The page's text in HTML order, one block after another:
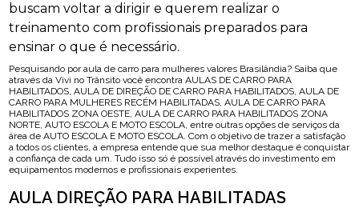
buscam voltar a dirigir e querem realizar o
treinamento com profissionais preparados para
ensinar o que é necessário.
Pesquisando por aula de carro para mulheres valores Brasilândia? Saiba que
através da Vivi no Trânsito você encontra AULAS DE CARRO PARA
HABILITADOS, AULA DE DIREÇÃO DE CARRO PARA HABILITADOS, AULA DE
CARRO PARA MULHERES RECÉM HABILITADAS, AULA DE CARRO PARA
HABILITADOS ZONA OESTE, AULA DE CARRO PARA HABILITADOS ZONA
NORTE, AUTO ESCOLA E MOTO ESCOLA, entre outras opções de serviços da
área de AUTO ESCOLA E MOTO ESCOLA. Com o objetivo de trazer a satisfação
a todos os clientes, a empresa entende que sua melhor destaque é conquistar
a confiança de cada um. Tudo isso só é possível através do investimento em
equipamentos modernos e profissionais experientes.
AULA DIREÇÃO PARA HABILITADAS